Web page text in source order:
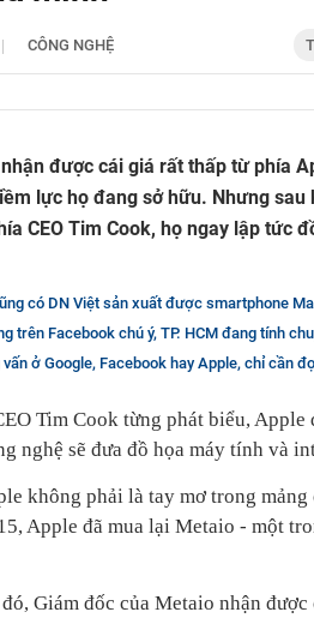
| CÔNG NGHỆ
được cái giá rất thấp từ phía
lực họ đang sở hữu. Nhưng
CEO Tim Cook, họ ngay lập tức
có DN Việt sản xuất được smartphone
trên Facebook chú ý, TP. HCM đang tính
ở Google, Facebook hay Apple, chỉ cần đọc hiểu 7 cuốn
Tim Cook từng phát biểu,
nghệ sẽ đưa đồ họa máy tính và
không phải là tay mơ trong mảng
Apple đã mua lại Metaio - một
Giám đốc của Metaio nhận